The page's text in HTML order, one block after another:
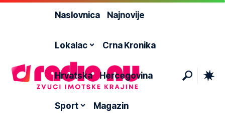
Naslovnica Najnovije
Lokalac Crna Kronika
Hrvatska Hercegovina
Sport Magazin